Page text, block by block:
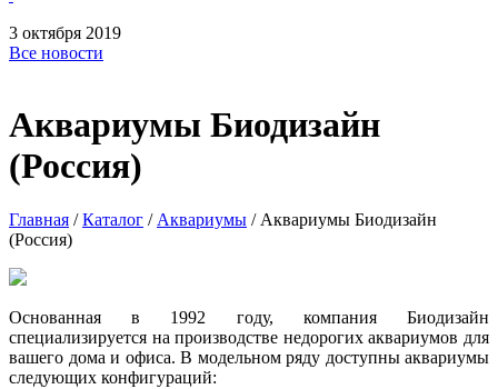
3 октября 2019
Все новости
Аквариумы Биодизайн
(Россия)
Главная /Каталог / Аквариумы / Аквариумы Биодизайн
(Россия)
Основанная в 1992 году, компания Биодизайн
специализируется на производстве недорогих аквариумов для
вашего дома и офиса. В модельном ряду доступны аквариумы
следующих конфигураций: